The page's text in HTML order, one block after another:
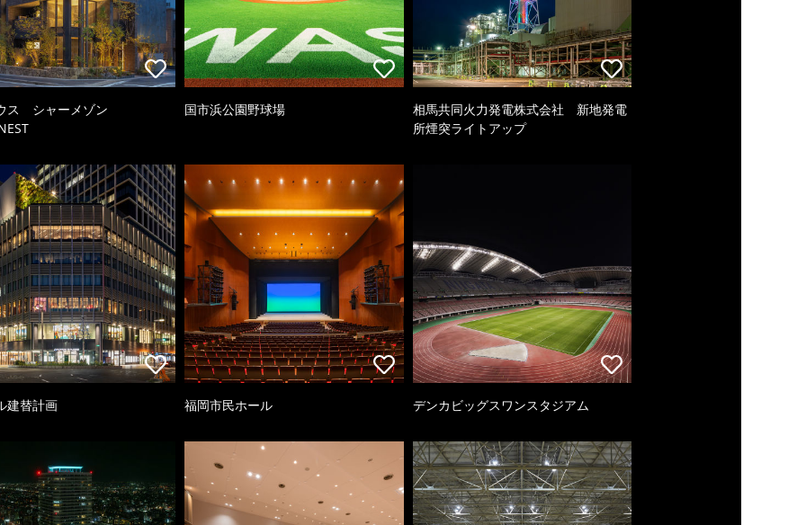
ス シャーメゾン
国市浜公園野球場
相馬共同火力発電株式会社 新地発電
所煙突ライトアップ
建替計画 福岡市民ホール デンカビッグスワンスタジアム